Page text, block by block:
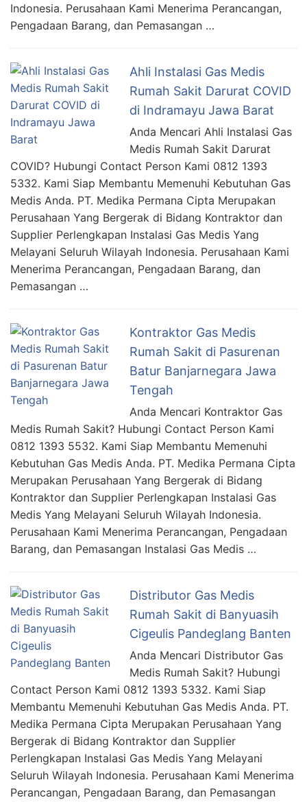
Indonesia. Perusahaan Kami Menerima Perancangan,
Pengadaan Barang, dan Pemasangan …
Ahli Instalasi Gas Medis
Rumah Sakit Darurat COVID
di Indramayu Jawa Barat
Anda Mencari Ahli Instalasi Gas
Medis Rumah Sakit Darurat
COVID? Hubungi Contact Person Kami 0812 1393
5332. Kami Siap Membantu Memenuhi Kebutuhan Gas
Medis Anda. PT. Medika Permana Cipta Merupakan
Perusahaan Yang Bergerak di Bidang Kontraktor dan
Supplier Perlengkapan Instalasi Gas Medis Yang
Melayani Seluruh Wilayah Indonesia. Perusahaan Kami
Menerima Perancangan, Pengadaan Barang, dan
Pemasangan …
Kontraktor Gas Medis
Rumah Sakit di Pasurenan
Batur Banjarnegara Jawa
Tengah
Anda Mencari Kontraktor Gas
Medis Rumah Sakit? Hubungi Contact Person Kami
0812 1393 5532. Kami Siap Membantu Memenuhi
Kebutuhan Gas Medis Anda. PT. Medika Permana Cipta
Merupakan Perusahaan Yang Bergerak di Bidang
Kontraktor dan Supplier Perlengkapan Instalasi Gas
Medis Yang Melayani Seluruh Wilayah Indonesia.
Perusahaan Kami Menerima Perancangan, Pengadaan
Barang, dan Pemasangan Instalasi Gas Medis …
Distributor Gas Medis
Rumah Sakit di Banyuasih
Cigeulis Pandeglang Banten
Anda Mencari Distributor Gas
Medis Rumah Sakit? Hubungi
Contact Person Kami 0812 1393 5332. Kami Siap
Membantu Memenuhi Kebutuhan Gas Medis Anda. PT.
Medika Permana Cipta Merupakan Perusahaan Yang
Bergerak di Bidang Kontraktor dan Supplier
Perlengkapan Instalasi Gas Medis Yang Melayani
Seluruh Wilayah Indonesia. Perusahaan Kami Menerima
Perancangan, Pengadaan Barang, dan Pemasangan